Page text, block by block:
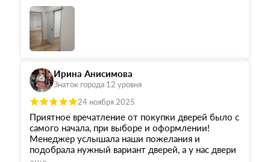
Ирина Анисимова
Знаток города 12 уровня
24 ноября 2025
Приятное вречатление от покупки дверей было с
самого начала, при выборе и оформлении!
Менеджер услышала наши пожелания и
подобрала нужный вариант дверей, а у нас двери